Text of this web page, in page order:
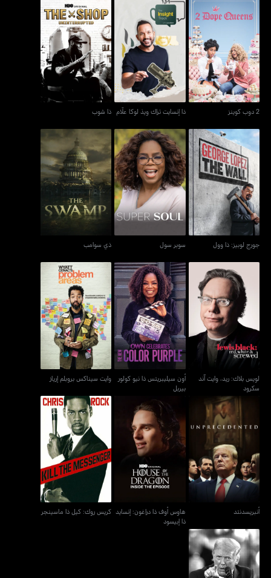
2 دوب كوينز
2 دوب كوينز
ذا إنسايت تراك ويذ لوكا علّام
ذا إنسايت تراك ويذ لوكا علّام
ذا شوب
ذا شوب
جورج لوبيز: ذا وول
جورج لوبيز: ذا وول
سوبر سول
سوبر سول
ذي سوامب
ذي سوامب
لويس بلاك: ريد، وايت آند
سكرود
لويس بلاك: ريد، وايت آند
سكرود
أون سيليبريتس ذا نيو كولور
بيربل
أون سيليبريتس ذا نيو كولور
بيربل
وايت سيناكس بروبلم إرياز
وايت سيناكس بروبلم إرياز
أنبريسدنتد
أنبريسدنتد
هاوس أوف ذا دراغون:
إنسايد ذا إبيسود
هاوس أوف ذا دراغون: إنسايد
ذا إبيسود
كريس روك: كيل ذا
ماسينجر
كريس روك: كيل ذا ماسينجر